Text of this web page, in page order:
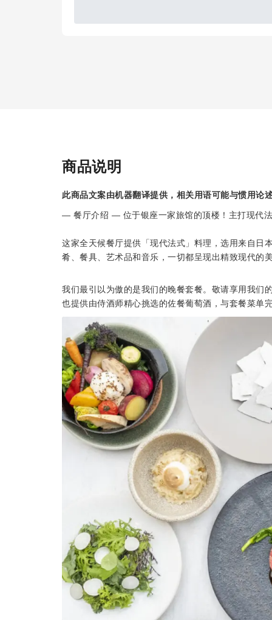
商品说明
此商品文案由机器翻译提供，相关用语可能与惯用论
— 餐厅介绍 — 位于银座一家旅馆的顶楼！主打现代
这家全天候餐厅提供「现代法式」料理，选用来自日
肴、餐具、艺术品和音乐，一切都呈现出精致现代的
我们最引以为傲的是我们的晚餐套餐。敬请享用我们
也提供由侍酒师精心挑选的佐餐葡萄酒，与套餐菜单